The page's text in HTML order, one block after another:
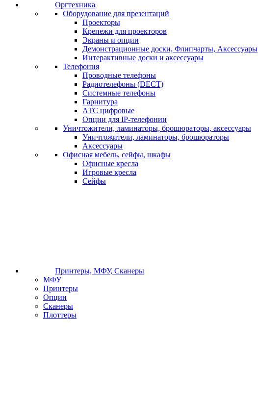
Оргтехника
Оборудование для презентаций
Проекторы
Крепежи для проекторов
Экраны и опции
Демонстрационные доски, Флипчарты, Аксессуары
Интерактивные доски и аксессуары
Телефония
Проводные телефоны
Радиотелефоны (DECT)
Системные телефоны
Гарнитура
АТС цифровые
Опции для IP-телефонии
Уничтожители, ламинаторы, брошюраторы, аксессуары
Уничтожители, ламинаторы, брошюраторы
Аксессуары
Офисная мебель, сейфы, шкафы
Офисные кресла
Игровые кресла
Сейфы
Принтеры, МФУ, Сканеры
МФУ
Принтеры
Опции
Сканеры
Плоттеры